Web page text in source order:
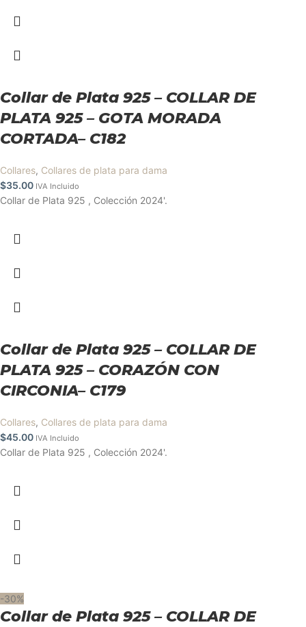
Collar de Plata 925 – COLLAR DE
PLATA 925 – GOTA MORADA
CORTADA– C182
Collares, Collares de plata para dama
$35.00 IVA Incluido
Collar de Plata 925 , Colección 2024'.
Collar de Plata 925 – COLLAR DE
PLATA 925 – CORAZÓN CON
CIRCONIA– C179
Collares, Collares de plata para dama
$45.00 IVA Incluido
Collar de Plata 925 , Colección 2024'.
-30%
Collar de Plata 925 – COLLAR DE